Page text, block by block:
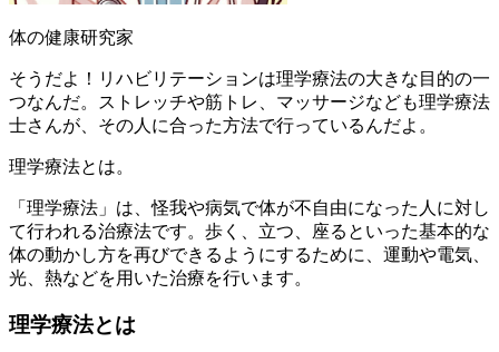
体の健康研究家
そうだよ！リハビリテーションは理学療法の大きな目的の一
つなんだ。ストレッチや筋トレ、マッサージなども理学療法
士さんが、その人に合った方法で行っているんだよ。
理学療法とは。
「理学療法」は、怪我や病気で体が不自由になった人に対し
て行われる治療法です。歩く、立つ、座るといった基本的な
体の動かし方を再びできるようにするために、運動や電気、
光、熱などを用いた治療を行います。
理学療法とは